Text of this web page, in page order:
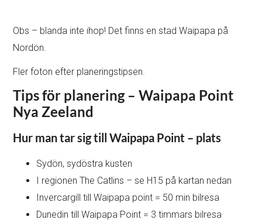
Obs – blanda inte ihop! Det finns en stad Waipapa på
Nordön.
Fler foton efter planeringstipsen.
Tips för planering – Waipapa Point
Nya Zeeland
Hur man tar sig till Waipapa Point – plats
Sydön, sydöstra kusten
I regionen The Catlins – se H15 på kartan nedan
Invercargill till Waipapa point = 50 min bilresa
Dunedin till Waipapa Point = 3 timmars bilresa